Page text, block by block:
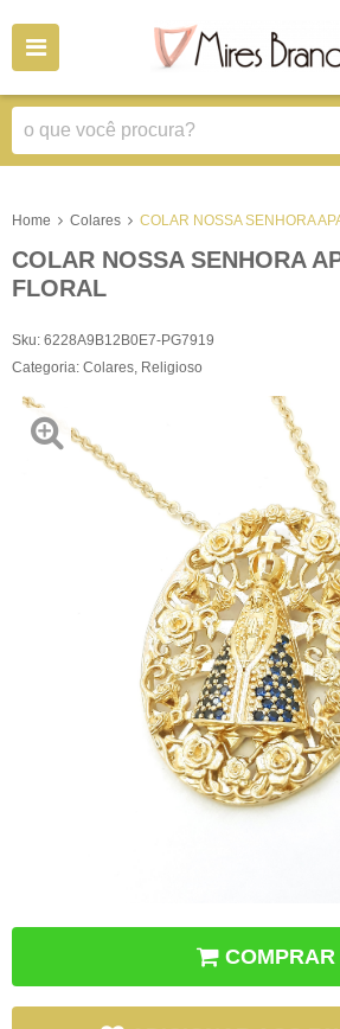
Home Colares COLAR NOSSA SENHORA
COLAR NOSSA SENHORA
FLORAL
Sku: 6228A9B12B0E7-PG7919
Categoria: Colares Religioso
COMPRAR